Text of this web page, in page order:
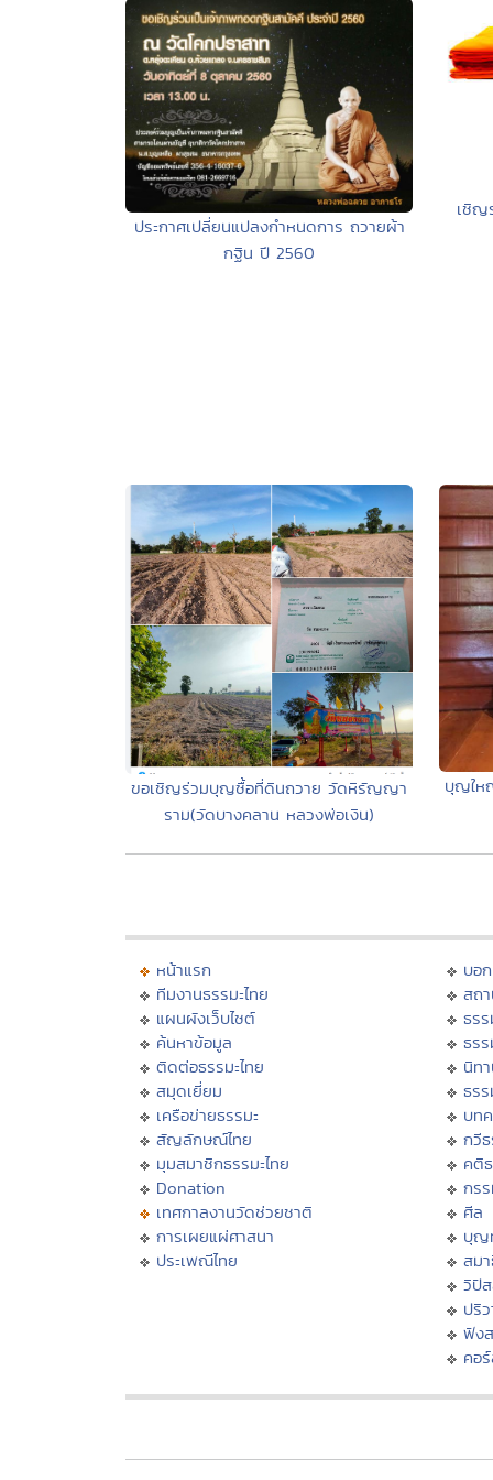
ประกาศเปลี่ยนแปลงกำหนดการ ถวายผ้า
กฐิน ปี 2560
เชิญ
ขอเชิญร่วมบุญซื้อที่ดินถวาย วัดหิรัญญา
ราม(วัดบางคลาน หลวงพ่อเงิน)
บุญให
หน้าแรก
ทีมงานธรรมะไทย
แผนผังเว็บไซต์
ค้นหาข้อมูล
ติดต่อธรรมะไทย
สมุดเยี่ยม
เครือข่ายธรรมะ
สัญลักษณ์ไทย
มุมสมาชิกธรรมะไทย
Donation
เทศกาลงานวัดช่วยชาติ
การเผยแผ่ศาสนา
ประเพณีไทย
บอ
สถ
ธร
ธร
นิท
ธร
บท
กวี
คติ
กร
ศีล
บุญ
สม
วิปั
ปริ
ฟัง
คอ